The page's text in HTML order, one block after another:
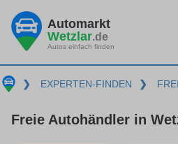
Automarkt
Wetzlar.de
Autos einfach finden
❯ EXPERTEN-FINDEN ❯
Freie Autohändler in